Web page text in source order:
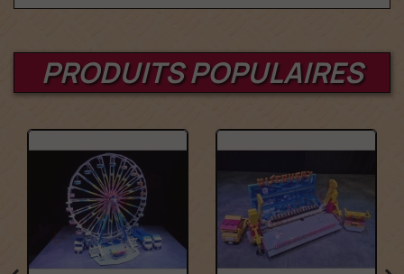
PRODUITS POPULAIRES